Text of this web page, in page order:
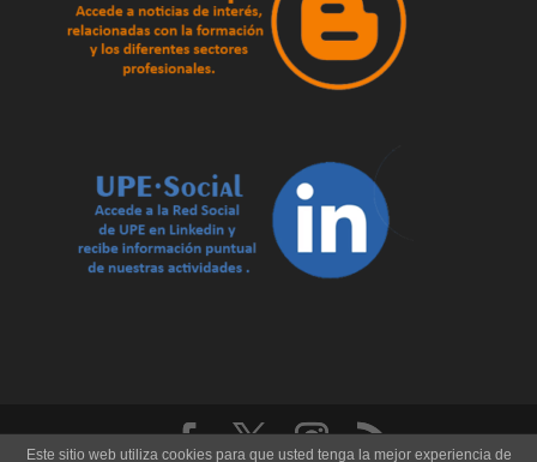
Este sitio web utiliza cookies para que usted tenga la mejor experiencia de